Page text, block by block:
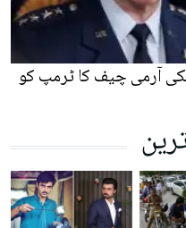
آرمی چیف کا ٹرمپ کو